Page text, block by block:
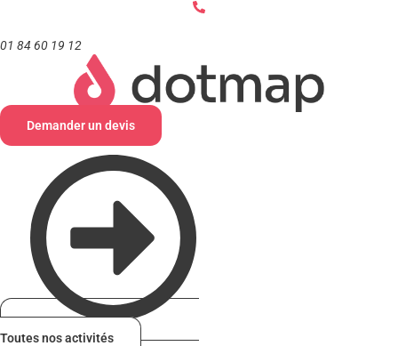
contenu
01 84 60 19 12
Demander un devis
Toutes nos activités